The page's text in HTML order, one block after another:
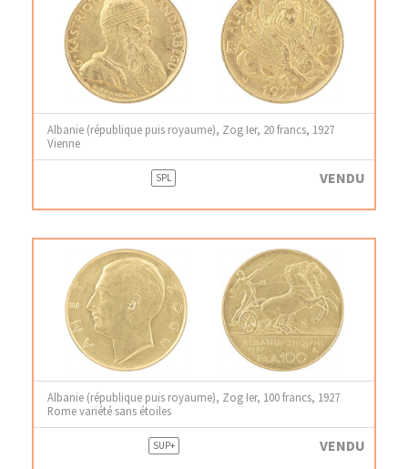
Albanie (république puis royaume), Zog Ier, 20 francs, 1927
Vienne
SPL VENDU
Albanie (république puis royaume), Zog Ier, 100 francs, 1927
Rome variété sans étoiles
SUP+ VENDU